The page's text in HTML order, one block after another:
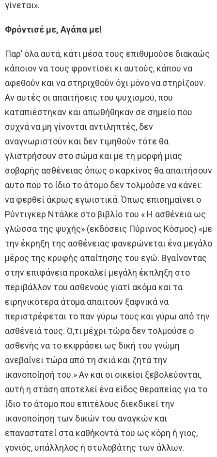
γίνεται».
Φρόντισέ με, Αγάπα με!
Παρ’ όλα αυτά, κάτι μέσα τους επιθυμούσε διακαώς
κάποιον να τους φροντίσει κι αυτούς, κάπου να
αφεθούν και να στηριχθούν όχι μόνο να στηρίζουν.
Αν αυτές οι απαιτήσεις του ψυχισμού, που
καταπιέστηκαν και απωθήθηκαν σε σημείο που
συχνά να μη γίνονται αντιληπτές, δεν
αναγνωριστούν και δεν τιμηθούν τότε θα
γλιστρήσουν στο σώμα και με τη μορφή μιας
σοβαρής ασθένειας όπως ο καρκίνος θα απαιτήσουν
αυτό που το ίδιο το άτομο δεν τολμούσε να κάνει:
να φερθεί άκρως εγωιστικά. Όπως επισημαίνει ο
Ρύντιγκερ Ντάλκε στο βιβλίο του « Η ασθένεια ως
γλώσσα της ψυχής» (εκδόσεις Πύρινος Κόσμος) «με
την έκρηξη της ασθένειας φανερώνεται ένα μεγάλο
μέρος της κρυφής απαίτησης του εγώ. Βγαίνοντας
στην επιφάνεια προκαλεί μεγάλη έκπληξη στο
περιβάλλον του ασθενούς γιατί ακόμα και τα
ειρηνικότερα άτομα απαιτούν ξαφνικά να
περιστρέφεται το παν γύρω τους και γύρω από την
ασθένειά τους. Ό,τι μέχρι τώρα δεν τολμούσε ο
ασθενής να το εκφράσει ως δική του γνώμη
ανεβαίνει τώρα από τη σκιά και ζητά την
ικανοποίησή του.» Αν και οι οικείοι ξεβολεύονται,
αυτή η στάση αποτελεί ένα είδος θεραπείας για το
ίδιο το άτομο που επιτέλους διεκδικεί την
ικανοποίηση των δικών του αναγκών και
επαναστατεί στα καθήκοντά του ως κόρη ή γιος,
γονιός, υπάλληλος ή στυλοβάτης των άλλων.